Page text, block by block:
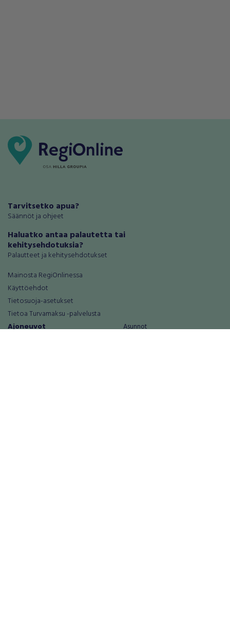
Tarvitsetko apua?
Säännöt ja ohjeet
Haluatko antaa palautetta tai
kehitysehdotuksia?
Palautteet ja kehitysehdotukset
Mainosta RegiOnlinessa
Käyttöehdot
Tietosuoja-asetukset
Tietoa Turvamaksu -palvelusta
Ajoneuvot
Asunnot